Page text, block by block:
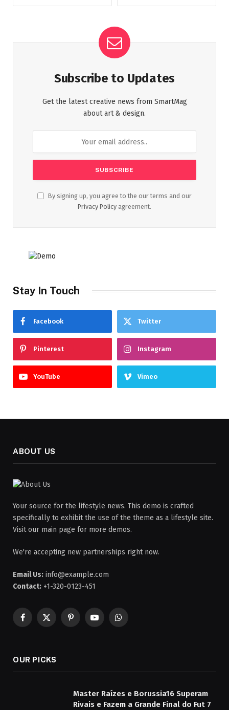
Subscribe to Updates
Get the latest creative news from SmartMag
about art & design.
By signing up, you agree to the our terms and our
Privacy Policy agreement.
Stay In Touch
Facebook Twitter
Pinterest Instagram
YouTube Vimeo
ABOUT US
Your source for the lifestyle news. This demo is crafted
specifically to exhibit the use of the theme as a lifestyle site.
Visit our main page for more demos.
We're accepting new partnerships right now.
Email Us: info@example.com
Contact: +1-320-0123-451
Facebook
X
PinterestYouTubeWhatsApp
OUR PICKS
Master Raízes e Borussia16 Superam
Rivais e Fazem a Grande Final do Fut 7